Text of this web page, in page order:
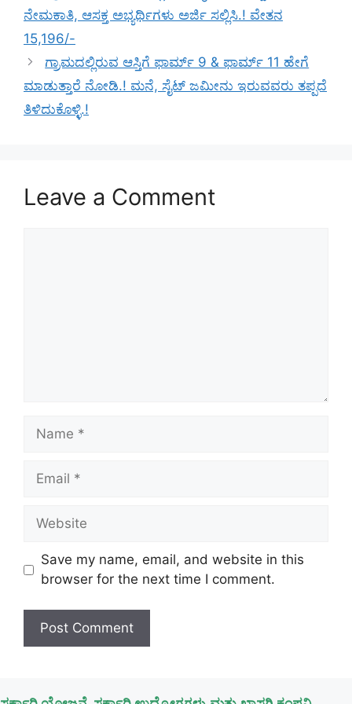
ನೇಮಕಾತಿ, ಆಸಕ್ತ ಅಭ್ಯರ್ಥಿಗಳು ಅರ್ಜಿ ಸಲ್ಲಿಸಿ.! ವೇತನ
15,196/-
ಗ್ರಾಮದಲ್ಲಿರುವ ಆಸ್ತಿಗೆ ಫಾರ್ಮ್ 9 & ಫಾರ್ಮ್ 11 ಹೇಗೆ
ಮಾಡುತ್ತಾರೆ ನೋಡಿ.! ಮನೆ, ಸೈಟ್ ಜಮೀನು ಇರುವವರು ತಪ್ಪದೆ
ತಿಳಿದುಕೊಳ್ಳಿ.!
Leave a Comment
Name
Email
Website
Save my name, email, and website in this
browser for the next time I comment.